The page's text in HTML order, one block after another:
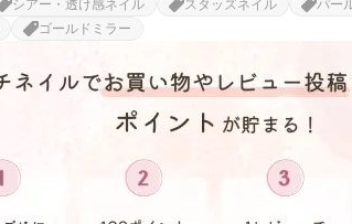
シアー・透け感ネイル スタッズネイル
パー
ゴールドミラー